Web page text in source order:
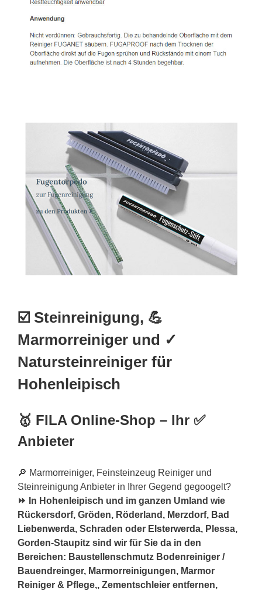
☑️ Steinreinigung, 💪
Marmorreiniger und ✓
Natursteinreiniger für
Hohenleipisch
🥇 FILA Online-Shop – Ihr ✅
Anbieter
🔎 Marmorreiniger, Feinsteinzeug Reiniger und
Steinreinigung Anbieter in Ihrer Gegend gegoogelt?
⏩ In Hohenleipisch und im ganzen Umland wie
Rückersdorf, Gröden, Röderland, Merzdorf, Bad
Liebenwerda, Schraden oder Elsterwerda, Plessa,
Gorden-Staupitz sind wir für Sie da in den
Bereichen: Baustellenschmutz Bodenreiniger /
Bauendreinger, Marmorreinigungen, Marmor
Reiniger & Pflege,, Zementschleier entfernen,